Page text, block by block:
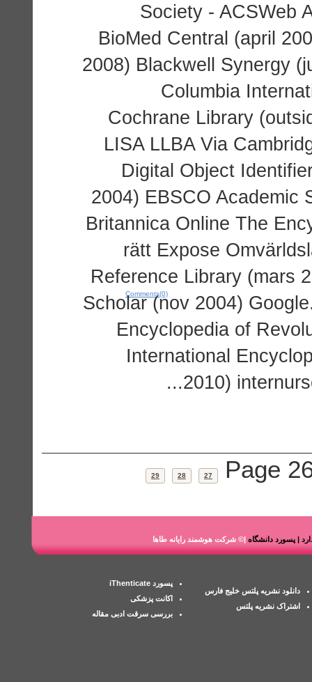
Society - ACSWeb
BioMed Central (april
2008) Blackwell Synergy
Columbia
Cochrane Library
LISA LLBA Via
Digital Object
2004) EBSCO Academic
Britannica Online The
rätt Expose
Reference Library (mars
Scholar (nov 2004)
Encyclopedia of
International
2010)
Comments(0)
Page
27
28
29
| پسورد دانشگاه |© شرکت هوشمند رایانه طاها
دانلود نشریه پلتس خلیج فارس
اشتراک نشریه پلتس
پسورد iThenticate
اکانت پزشکی
بررسی سرقت ادبی مقاله